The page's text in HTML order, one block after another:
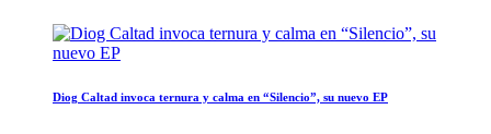
Diog Caltad invoca ternura y calma en “Silencio”, su nuevo EP